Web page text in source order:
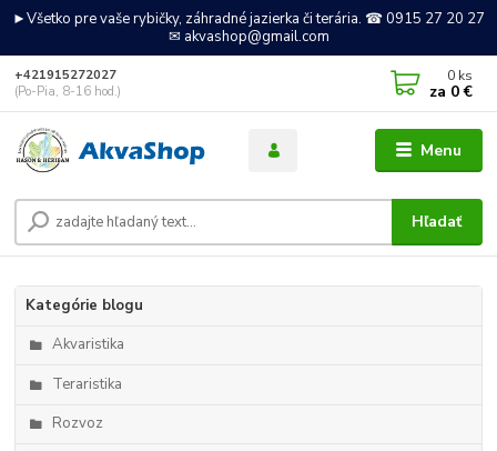
►Všetko pre vaše rybičky, záhradné jazierka či terária. ☎ 0915 27 20 27
✉ akvashop@gmail.com
Menu
Hľadať
+421915272027
(Po-Pia, 8-16 hod.)
0 ks
za 0 €
Kategórie blogu
Akvaristika
Teraristika
Rozvoz